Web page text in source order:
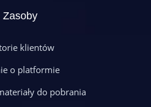
Zasoby
klientów
o platformie
do pobrania